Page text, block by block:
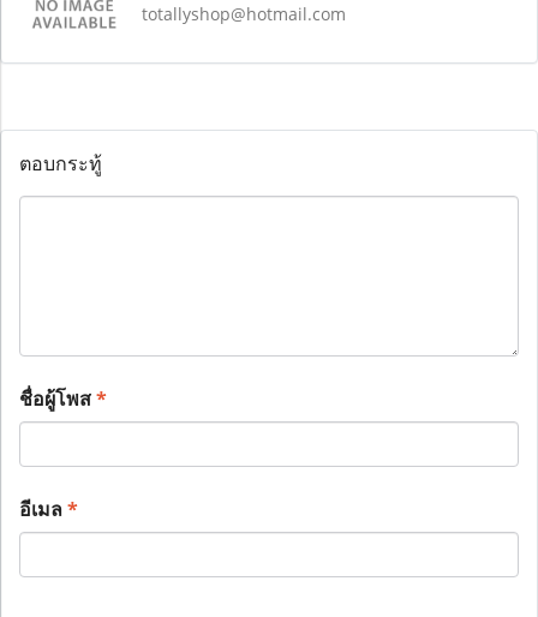
totallyshop@hotmail.com
ตอบกระทู้
ชื่อผู้โพส*
อีเมล*